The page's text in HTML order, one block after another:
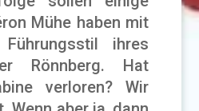
Mühe haben mit
ihres
Rönnberg. Hat
verloren? Wir